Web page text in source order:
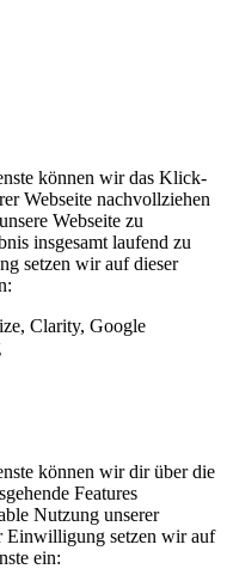
können wir das Klick-
Webseite nachvollziehen
Webseite zu
insgesamt laufend zu
setzen wir auf dieser
Clarity, Google
können wir dir über die
Features
Nutzung unserer
Einwilligung setzen wir auf
ein: